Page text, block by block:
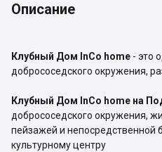
Описание
Клубный Дом InCo home - это
добрососедского окружения,
Клубный Дом InCo home на
добрососедского окружения,
пейзажей и непосредственной
культурному центру